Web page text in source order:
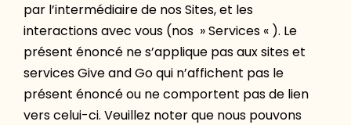
par l’intermédiaire de nos Sites, et les
interactions avec vous (nos » Services « ). Le
présent énoncé ne s’applique pas aux sites et
services Give and Go qui n’affichent pas le
présent énoncé ou ne comportent pas de lien
vers celui-ci. Veuillez noter que nous pouvons